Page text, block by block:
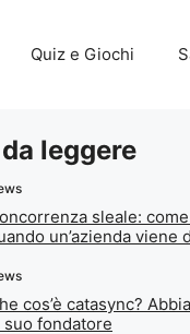
Quiz e Giochi
leggere
sleale:
un’azienda viene
cos’è catasync?
suo fondatore